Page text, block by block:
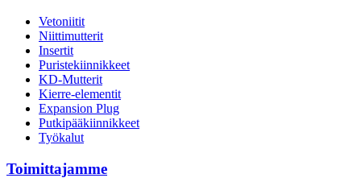
Vetoniitit
Niittimutterit
Insertit
Puristekiinnikkeet
KD-Mutterit
Kierre-elementit
Expansion Plug
Putkipääkiinnikkeet
Työkalut
Toimittajamme